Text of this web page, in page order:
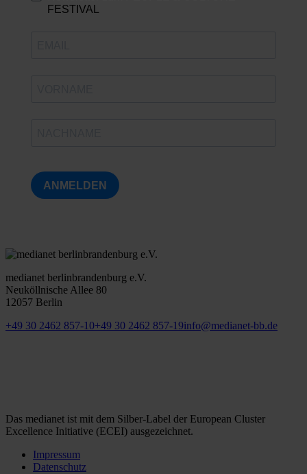
FESTIVAL
ANMELDEN
medianet berlinbrandenburg e.V.
Neuköllnische Allee 80
12057 Berlin
+49 30 2462 857-10+49 30 2462 857-19info@medianet-bb.de
Das medianet ist mit dem Silber-Label der European Cluster
Excellence Initiative (ECEI) ausgezeichnet.
Impressum
Datenschutz